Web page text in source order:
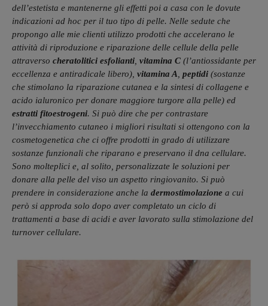
dell’estetista e mantenerne gli effetti poi a casa con le dovute
indicazioni ad hoc per il tuo tipo di pelle. Nelle sedute che
propongo alle mie clienti utilizzo prodotti che accelerano le
attività di riproduzione e riparazione delle cellule della pelle
attraverso cheratolitici esfolianti vitamina C (l’antiossidante per
eccellenza e antiradicale libero), vitamina A peptidi (sostanze
che stimolano la riparazione cutanea e la sintesi di collagene e
acido ialuronico per donare maggiore turgore alla pelle) ed
estratti fitoestrogeni. Si può dire che per contrastare
l’invecchiamento cutaneo i migliori risultati si ottengono con la
cosmetogenetica che ci offre prodotti in grado di utilizzare
sostanze funzionali che riparano e preservano il dna cellulare.
Sono molteplici e, al solito, personalizzate le soluzioni per
donare alla pelle del viso un aspetto ringiovanito. Si può
prendere in considerazione anche la dermostimolazione a cui
però si approda solo dopo aver completato un ciclo di
trattamenti a base di acidi e aver lavorato sulla stimolazione del
turnover cellulare.